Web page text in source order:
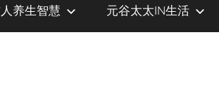
养生智慧 元谷太太IN生活